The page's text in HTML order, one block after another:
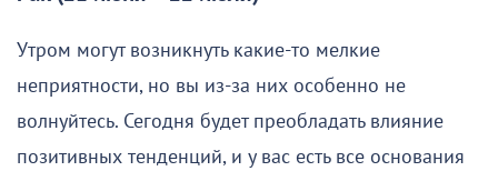
Утром могут возникнуть какие-то мелкие
неприятности, но вы из-за них особенно не
волнуйтесь. Сегодня будет преобладать влияние
позитивных тенденций, и у вас есть все основания